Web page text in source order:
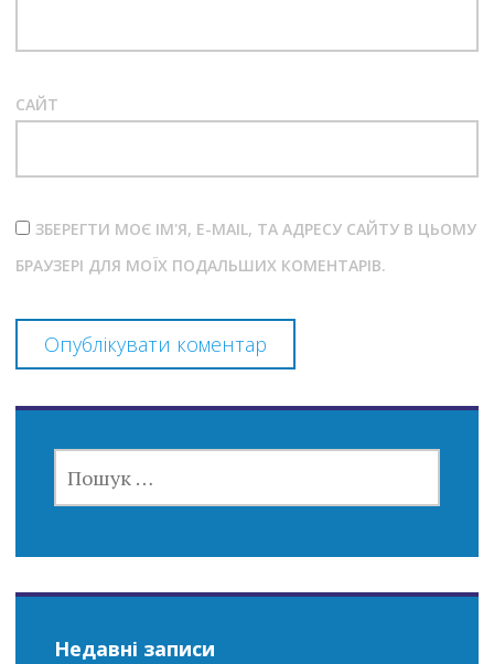
САЙТ
ЗБЕРЕГТИ МОЄ ІМ'Я, E-MAIL, ТА АДРЕСУ САЙТУ В ЦЬОМУ
БРАУЗЕРІ ДЛЯ МОЇХ ПОДАЛЬШИХ КОМЕНТАРІВ.
Недавні записи